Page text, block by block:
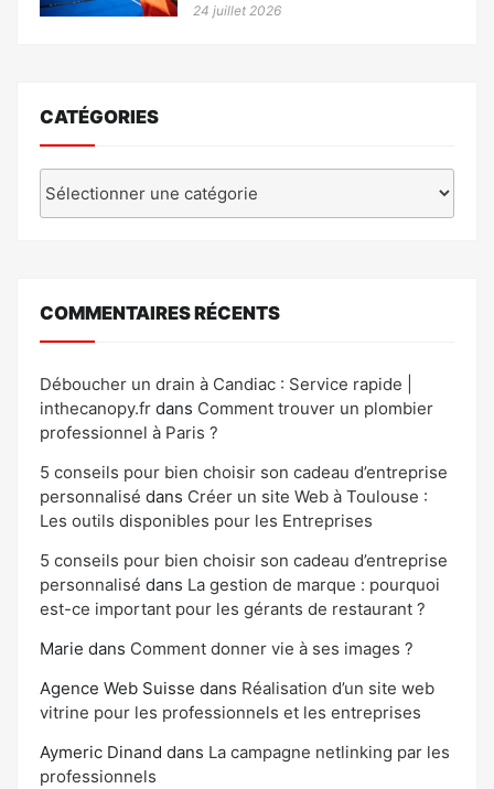
24 juillet 2026
CATÉGORIES
COMMENTAIRES RÉCENTS
Déboucher un drain à Candiac : Service rapide |
inthecanopy.fr dans Comment trouver un plombier
professionnel à Paris ?
5 conseils pour bien choisir son cadeau d’entreprise
personnalisé dans Créer un site Web à Toulouse :
Les outils disponibles pour les Entreprises
5 conseils pour bien choisir son cadeau d’entreprise
personnalisé dans La gestion de marque : pourquoi
est-ce important pour les gérants de restaurant ?
Marie dans Comment donner vie à ses images ?
Agence Web Suisse dans Réalisation d’un site web
vitrine pour les professionnels et les entreprises
Aymeric Dinand dans La campagne netlinking par les
professionnels